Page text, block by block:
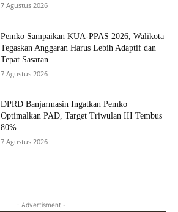
7 Agustus 2026
Pemko Sampaikan KUA-PPAS 2026, Walikota
Tegaskan Anggaran Harus Lebih Adaptif dan
Tepat Sasaran
7 Agustus 2026
DPRD Banjarmasin Ingatkan Pemko
Optimalkan PAD, Target Triwulan III Tembus
80%
7 Agustus 2026
- Advertisment -